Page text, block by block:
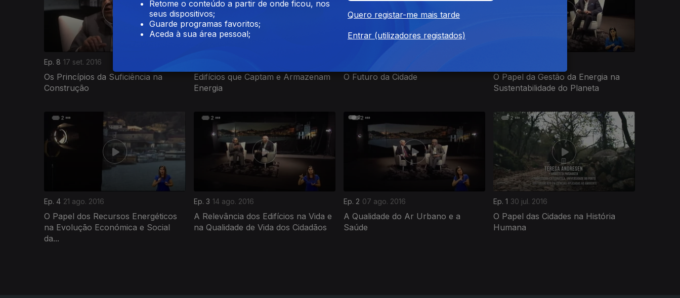
Ep. 8 17 set. 2016
Os Princípios da Suficiência na
Construção
Edifícios que Captam e Armazenam
Energia
O Futuro da Cidade
O Papel da Gestão da Energia na
Sustentabilidade do Planeta
Ep. 4 21 ago. 2016
O Papel dos Recursos Energéticos
na Evolução Económica e Social
da...
Ep. 3 14 ago. 2016
A Relevância dos Edifícios na Vida e
na Qualidade de Vida dos Cidadãos
Ep. 2 07 ago. 2016
A Qualidade do Ar Urbano e a
Saúde
Ep. 1 30 jul. 2016
O Papel das Cidades na História
Humana
245231
Retome o conteúdo a partir de onde ficou, nos
seus dispositivos;
Guarde programas favoritos;
Aceda à sua área pessoal;
Quero registar-me mais tarde
Entrar (utilizadores registados)